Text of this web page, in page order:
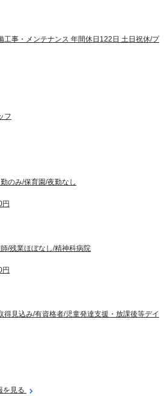
工事・メンテナンス 年間休日122日 土日祝休/プ
フ
のみ/保育園/夜勤なし
/残業ほぼなし/精神科病院
円
得見込み/有資格者/児童発達支援・放課後等デイ
を見る